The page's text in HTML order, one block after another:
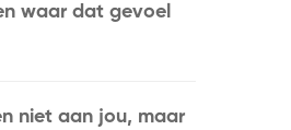
waar dat gevoel
niet aan jou, maar